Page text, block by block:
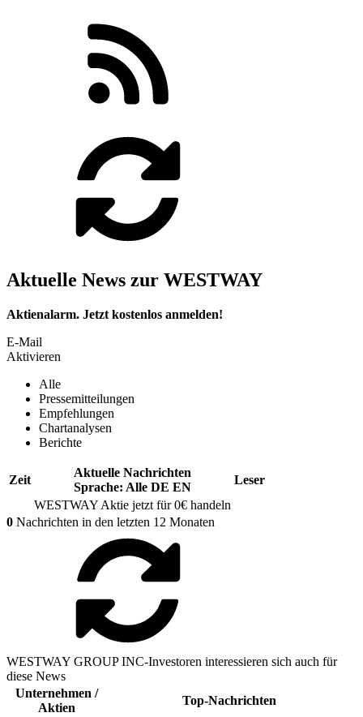
Aktuelle News zur WESTWAY
Aktienalarm. Jetzt kostenlos anmelden!
E-Mail
Aktivieren
Alle
Pressemitteilungen
Empfehlungen
Chartanalysen
Berichte
Zeit
Aktuelle Nachrichten
Sprache: Alle DE EN
Leser
WESTWAY Aktie jetzt für 0€ handeln
0 Nachrichten in den letzten 12 Monaten
WESTWAY GROUP INC-Investoren interessieren sich auch für
diese News
Unternehmen /
Aktien
Top-Nachrichten